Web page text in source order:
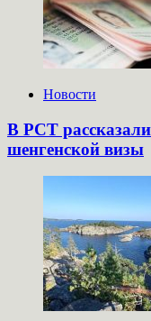
Новости
В РСТ
шенгенской визы